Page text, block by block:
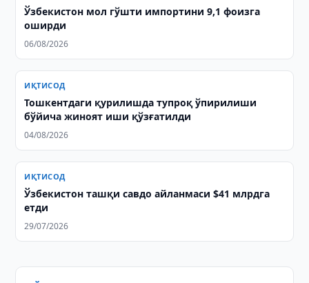
Ўзбекистон мол гўшти импортини 9,1 фоизга
оширди
06/08/2026
ИҚТИСОД
Тошкентдаги қурилишда тупроқ ўпирилиши
бўйича жиноят иши қўзғатилди
04/08/2026
ИҚТИСОД
Ўзбекистон ташқи савдо айланмаси $41 млрдга
етди
29/07/2026